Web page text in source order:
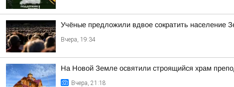
Учёные предложили вдвое сократить население
Вчера, 19:34
На Новой Земле освятили строящийся храм
Вчера, 21:18